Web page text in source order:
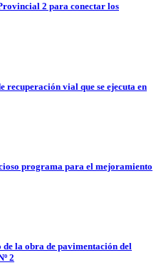
2 para conectar los
recuperación vial que se ejecuta en
programa para el mejoramiento
la obra de pavimentación del
2